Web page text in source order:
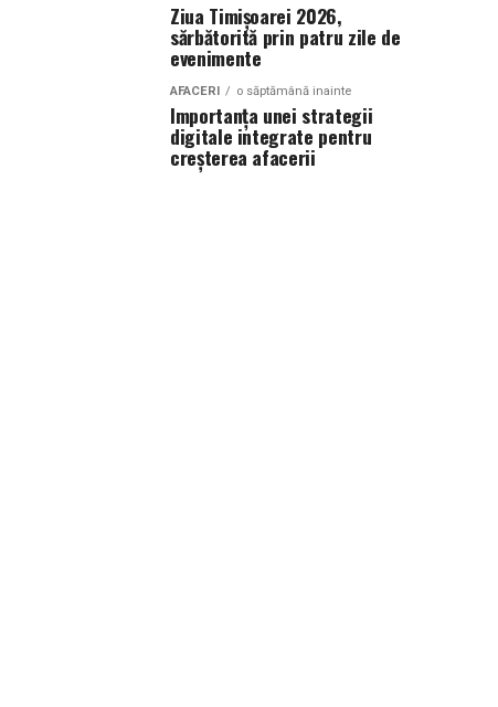
Ziua Timișoarei 2026,
sărbătorită prin patru zile de
evenimente
AFACERI o săptămână inainte
Importanța unei strategii
digitale integrate pentru
creșterea afacerii